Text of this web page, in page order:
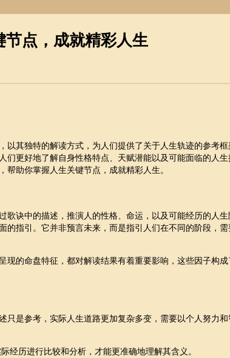
点，成就精彩人生
以其独特的解读方式，为人们提供了关于人生轨迹的参考
更好地了解自身性格特点、天赋潜能以及可能面临的人生
助你掌握人生关键节点，成就精彩人生。
诀中的描述，推演人的性格、命运，以及可能经历的人生
的指引。它并非预言未来，而是指引人们在不同的阶段，
的命盘特征，都对解读结果有着重要影响，这些因子构
是参考，实际人生道路更加复杂多变，需要以个人努力和
经历进行比较和分析，才能更准确地理解其含义。